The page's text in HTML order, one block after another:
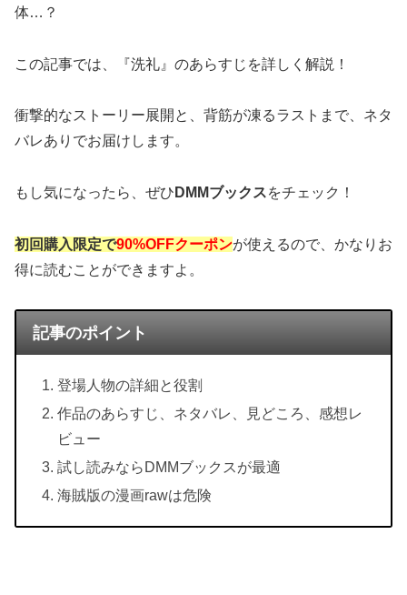
体…？
この記事では、『洗礼』のあらすじを詳しく解説！
衝撃的なストーリー展開と、背筋が凍るラストまで、ネタ
バレありでお届けします。
もし気になったら、ぜひ DMMブックスをチェック！
初回購入限定で90%OFFクーポンが使えるので、かなりお
得に読むことができますよ。
記事のポイント
登場人物の詳細と役割
作品のあらすじ、ネタバレ、見どころ、感想レ
ビュー
試し読みならDMMブックスが最適
海賊版の漫画rawは危険